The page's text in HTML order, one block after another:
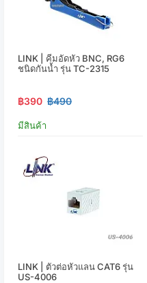
LINK | คีมอัดหัว BNC, RG6
ชนิดกันน้ำ รุ่น TC-2315
฿390 ฿490
มีสินค้า
LINK | ตัวต่อหัวแลน CAT6 รุ่น
US-4006